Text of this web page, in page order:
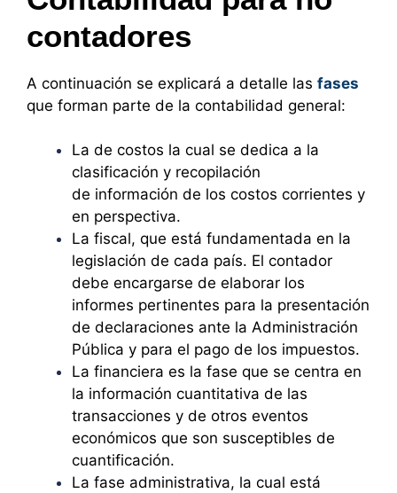
contadores
A continuación se explicará a detalle las fases
que forman parte de la contabilidad general:
La de costos la cual se dedica a la
clasificación y recopilación
de información de los costos corrientes y
en perspectiva.
La fiscal, que está fundamentada en la
legislación de cada país. El contador
debe encargarse de elaborar los
informes pertinentes para la presentación
de declaraciones ante la Administración
Pública y para el pago de los impuestos.
La financiera es la fase que se centra en
la información cuantitativa de las
transacciones y de otros eventos
económicos que son susceptibles de
cuantificación.
La fase administrativa, la cual está